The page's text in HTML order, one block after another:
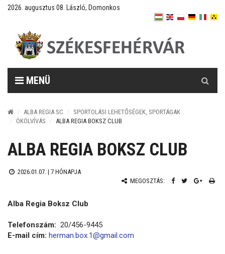
2026. augusztus 08. László, Domonkos
MENÜ
ALBA REGIA SC
SPORTOLÁSI LEHETŐSÉGEK, SPORTÁGAK
ÖKÖLVÍVÁS
ALBA REGIA BOKSZ CLUB
ALBA REGIA BOKSZ CLUB
2026.01.07. | 7 HÓNAPJA
MEGOSZTÁS:
Alba Regia Boksz Club
Telefonszám: 20/456-9445
E-mail cím: herman.box.1@gmail.com